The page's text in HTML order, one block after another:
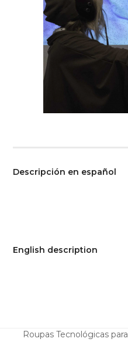
Descripción en español
English description
Roupas Tecnológicas para